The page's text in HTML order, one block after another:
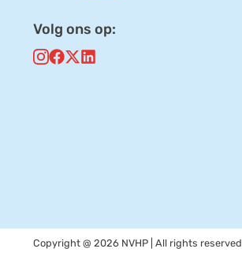
Volg ons op:
Copyright @ 2026 NVHP | All rights reserved